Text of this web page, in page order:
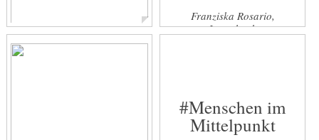
Svea Grühn
Franziska Rosario,
Lovechock
#Menschen im
Mittelpunkt